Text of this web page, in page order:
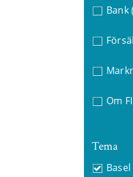
Bank
Om FI
Tema
Basel